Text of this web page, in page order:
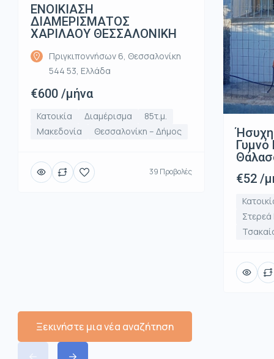
ΕΝΟΙΚΙΑΣΗ
ΔΙΑΜΕΡΙΣΜΑΤΟΣ
ΧΑΡΙΛΑΟΥ ΘΕΣΣΑΛΟΝΙΚΗ
Πριγκιποννήσων 6, Θεσσαλονίκη
544 53, Ελλάδα
€600 /μήνα
Κατοικία Διαμέρισμα
85τ.μ.
Μακεδονία
Θεσσαλονίκη – Δήμος
39 Προβολές
Γυμνό
€52 /
Ξεκινήστε μια νέα αναζήτηση